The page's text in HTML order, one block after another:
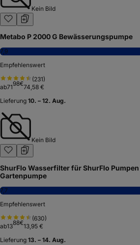
Kein Bild
Metabo P 2000 G Bewässerungspumpe
7,9
Empfehlenswert
(231)
ab7198€74,58 €
Lieferung 10. – 12. Aug.
Kein Bild
ShurFlo Wasserfilter für ShurFlo
Gartenpumpe
7,7
Empfehlenswert
(630)
ab1388€13,95 €
Lieferung 13. – 14. Aug.